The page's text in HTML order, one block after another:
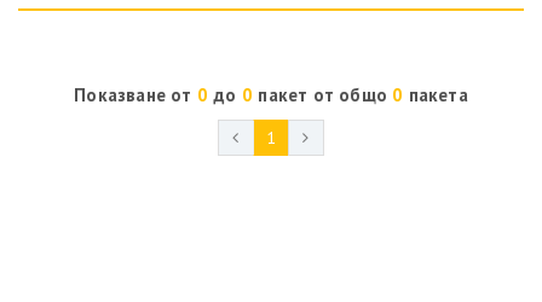
Показване от 0 до 0 пакет от общо 0 пакетa
1